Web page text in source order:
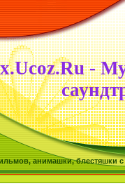
-
анимашки, блестяшки с